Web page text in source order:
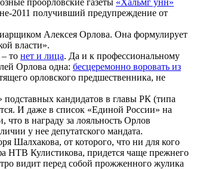
2011 получивший предупреждение от
Алексея Орлова. Она формулирует
власти».
то нет и лица. Да и к профессиональному
Орлова одна: бесцеремонно воровать из
орловского предшественника, не
кандидатов в главы РК (типа
И даже в список «Единой России» на
что в награду за лояльность Орлов
у нее депутатского мандата.
Шалхакова, от которого, что ни для кого
НТВ Кулистикова, придется чаще прежнего
видит перед собой прожженного жулика